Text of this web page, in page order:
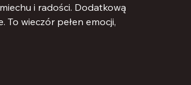
i radości. Dodatkową
wieczór pełen emocji,